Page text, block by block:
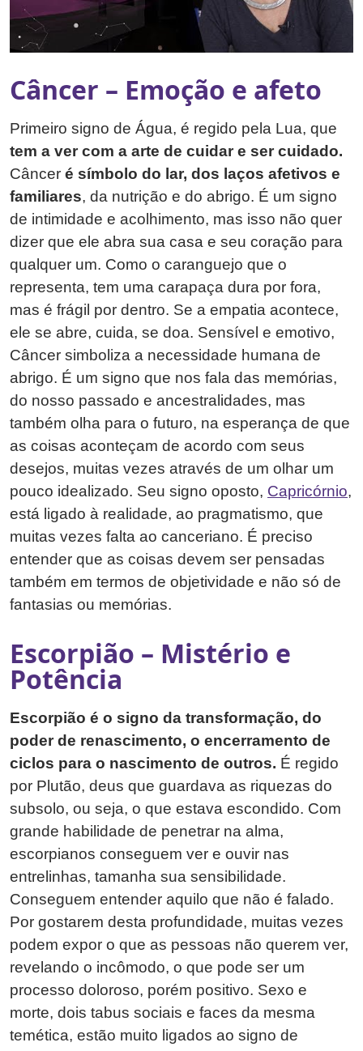
Câncer – Emoção e afeto
Primeiro signo de Água, é regido pela Lua, que
tem a ver com a arte de cuidar e ser cuidado.
Câncer é símbolo do lar, dos laços afetivos e
familiares, da nutrição e do abrigo. É um signo
de intimidade e acolhimento, mas isso não quer
dizer que ele abra sua casa e seu coração para
qualquer um. Como o caranguejo que o
representa, tem uma carapaça dura por fora,
mas é frágil por dentro. Se a empatia acontece,
ele se abre, cuida, se doa. Sensível e emotivo,
Câncer simboliza a necessidade humana de
abrigo. É um signo que nos fala das memórias,
do nosso passado e ancestralidades, mas
também olha para o futuro, na esperança de que
as coisas aconteçam de acordo com seus
desejos, muitas vezes através de um olhar um
pouco idealizado. Seu signo oposto, Capricórnio,
está ligado à realidade, ao pragmatismo, que
muitas vezes falta ao canceriano. É preciso
entender que as coisas devem ser pensadas
também em termos de objetividade e não só de
fantasias ou memórias.
Escorpião – Mistério e
Potência
Escorpião é o signo da transformação, do
poder de renascimento, o encerramento de
ciclos para o nascimento de outros. É regido
por Plutão, deus que guardava as riquezas do
subsolo, ou seja, o que estava escondido. Com
grande habilidade de penetrar na alma,
escorpianos conseguem ver e ouvir nas
entrelinhas, tamanha sua sensibilidade.
Conseguem entender aquilo que não é falado.
Por gostarem desta profundidade, muitas vezes
podem expor o que as pessoas não querem ver,
revelando o incômodo, o que pode ser um
processo doloroso, porém positivo. Sexo e
morte, dois tabus sociais e faces da mesma
temética, estão muito ligados ao signo de